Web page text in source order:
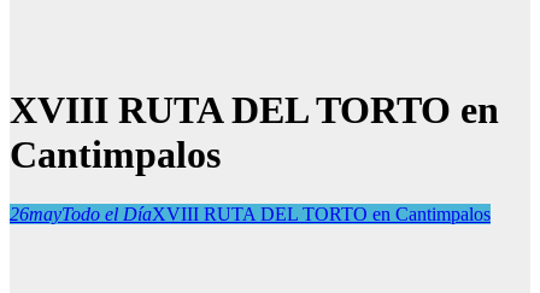
XVIII RUTA DEL TORTO en
Cantimpalos
26mayTodo el DíaXVIII RUTA DEL TORTO en Cantimpalos